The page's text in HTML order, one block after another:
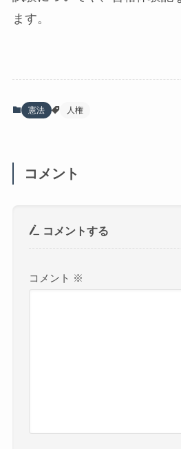
ます。
憲法 人権
コメント
コメントする
コメント ※